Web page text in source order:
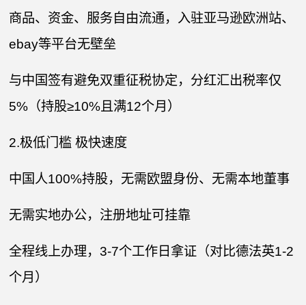
商品、资金、服务自由流通，入驻亚马逊欧洲站、
ebay等平台无壁垒
与中国签有避免双重征税协定，分红汇出税率仅
5%（持股≥10%且满12个月）
2.极低门槛 极快速度
中国人100%持股，无需欧盟身份、无需本地董事
无需实地办公，注册地址可挂靠
全程线上办理，3-7个工作日拿证（对比德法英1-2
个月）